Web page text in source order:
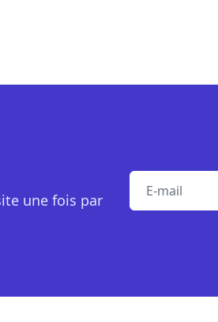
une fois par
E-mail